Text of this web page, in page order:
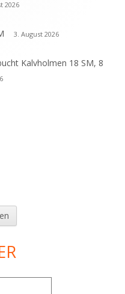
2026
3. August 2026
Kalvholmen 18 SM, 8